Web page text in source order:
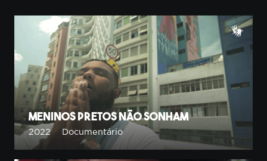
Meninos Pretos Não Sonham
2022 Documentário